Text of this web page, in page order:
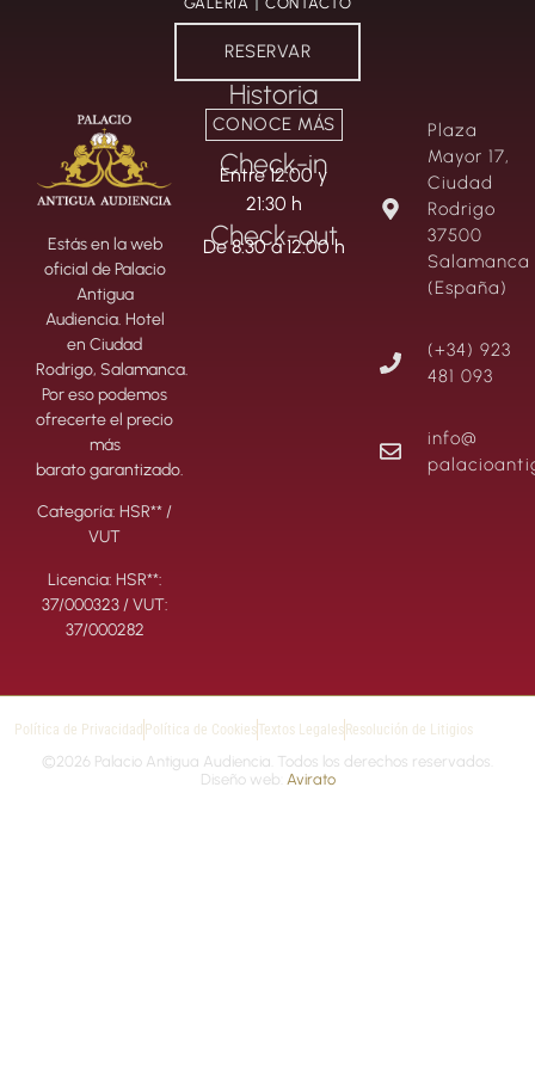
RESERVAR
Estás en la web
oficial de Palacio
Antigua
Audiencia. Hotel
en Ciudad
Rodrigo, Salamanca.
Por eso podemos
ofrecerte el precio
más
barato garantizado.
Categoría: HSR** /
VUT
Licencia: HSR**:
37/000323 / VUT:
37/000282
Historia
CONOCE MÁS
Check-in
Entre 12:00 y
21:30 h
Check-out
De 8:30 a 12:00 h
Plaza
Mayor 17,
Ciudad
Rodrigo
37500
Salamanca
(España)
(+34) 923
481 093
info@
©2026 Palacio Antigua Audiencia. Todos los derechos reservados.
Diseño web: Avirato
Política de Privacidad Política de CookiesTextos Legales Resolución de Litigios